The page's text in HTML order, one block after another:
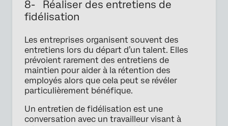
8- Réaliser des entretiens de
fidélisation
Les entreprises organisent souvent des
entretiens lors du départ d’un talent. Elles
prévoient rarement des entretiens de
maintien pour aider à la rétention des
employés alors que cela peut se révéler
particulièrement bénéfique.
Un entretien de fidélisation est une
conversation avec un travailleur visant à